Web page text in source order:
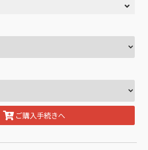
ご購入手続きへ